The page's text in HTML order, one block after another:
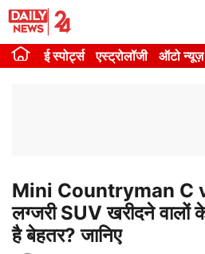
Skip
contentई स्पोर्ट्स एस्ट्रोलॉजी ऑटो न्यूज़
Mini Countryman C
लग्जरी SUV खरीदने वालों
है बेहतर? जानिए